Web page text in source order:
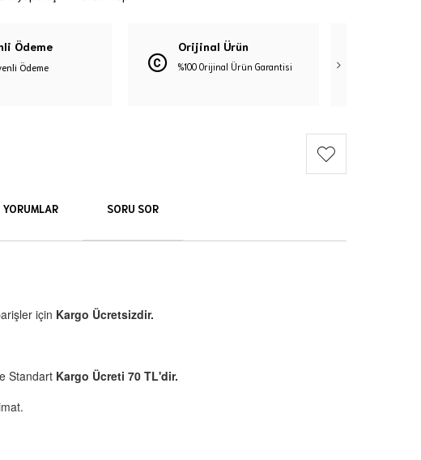
Ödeme
Ödeme
Orijinal Ürün
%100 Orijinal Ürün Garantisi
YORUMLAR SORU SOR
için Kargo Ücretsizdir.
Standart Kargo Ücreti 70 TL'dir.